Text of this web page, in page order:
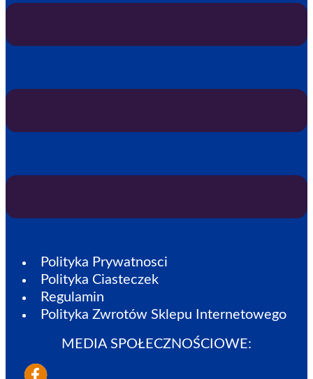
Polityka Prywatnosci
Polityka Ciasteczek
Regulamin
Polityka Zwrotów Sklepu Internetowego
MEDIA SPOŁECZNOŚCIOWE: